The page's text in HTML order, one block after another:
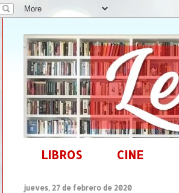
LIBROS CINE
jueves, 27 de febrero de 2020